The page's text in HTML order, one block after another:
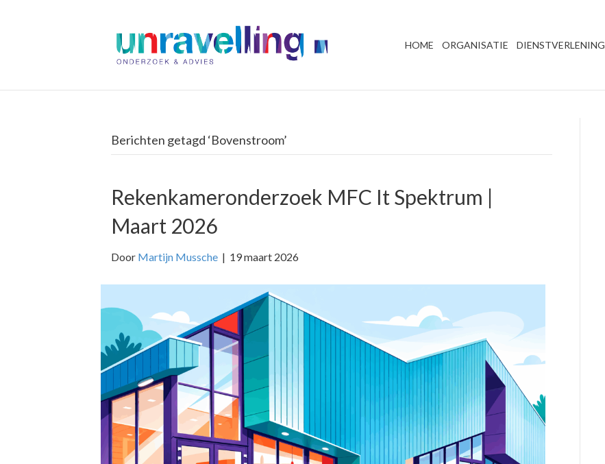
HOME ORGANISATIE DIENSTVERLENING
Berichten getagd ‘Bovenstroom’
Rekenkameronderzoek MFC It Spektrum |
Maart 2026
Door Martijn Mussche | 19 maart 2026